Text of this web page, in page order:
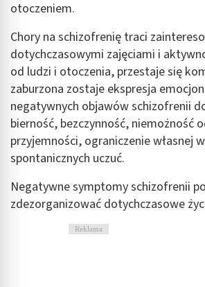
otoczeniem.
Chory na schizofrenię traci
dotychczasowymi zajęciami i
od ludzi i otoczenia, przestaje się
zaburzona zostaje ekspresja
negatywnych objawów schizofrenii
bierność, bezczynność, niemożność
przyjemności, ograniczenie własnej
spontanicznych uczuć.
Negatywne symptomy schizofrenii
zdezorganizować dotychczasowe
Reklama
Cele przetwarzania inne niż IAB:
Niezbędne
Wydajność (Performance)
Reklama / śledzenie